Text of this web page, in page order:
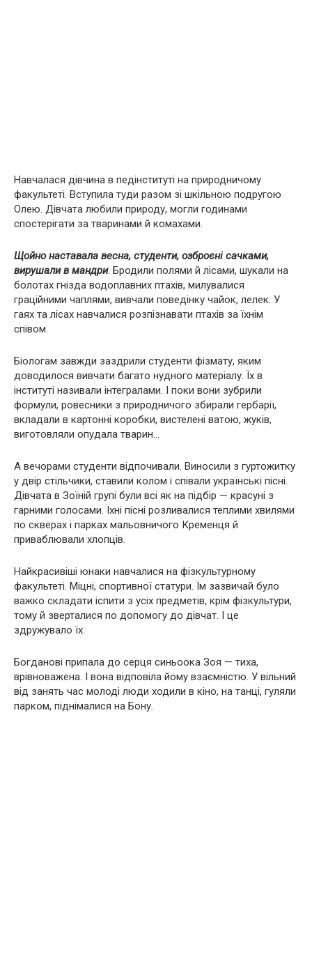
Навчалася дівчина в педінституті на природничому
факультеті. Вступила туди разом зі шкільною подругою
Олею. Дівчата любили природу, могли годинами
спостерігати за тваринами й комахами.
Щойно наставала весна, студенти, озброєні сачками,
вирушали в мандри. Бродили полями й лісами, шукали на
болотах гнізда водоплавних птахів, милувалися
граційними чаплями, вивчали поведінку чайок, лелек. У
гаях та лісах навчалися розпізнавати птахів за їхнім
співом.
Біологам завжди заздрили студенти фізмату, яким
доводилося вивчати багато нудного матеріалу. Їх в
інституті називали інтегралами. І поки вони зубрили
формули, ровесники з природничого збирали гербарії,
вкладали в картонні коробки, вистелені ватою, жуків,
виготовляли опудала тварин…
А вечорами студенти відпочивали. Виносили з гуртожитку
у двір стільчики, ставили колом і співали українські пісні.
Дівчата в Зоїній групі були всі як на підбір — красуні з
гарними голосами. Їхні пісні розливалися теплими хвилями
по скверах і парках мальовничого Кременця й
приваблювали хлопців.
Найкрасивіші юнаки навчалися на фізкультурному
факультеті. Міцні, спортивної статури. Їм зазвичай було
важко складати іспити з усіх предметів, крім фізкультури,
тому й зверталися по допомогу до дівчат. І це
здружувало їх.
Богданові припала до серця синьоока Зоя — тиха,
врівноважена. І вона відповіла йому взаємністю. У вільний
від занять час молоді люди ходили в кіно, на танці, гуляли
парком, піднімалися на Бону.